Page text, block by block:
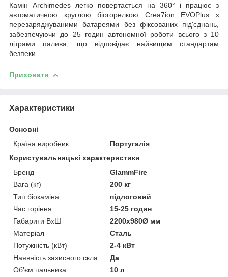
Камін Archimedes легко повертається на 360° і працює з
автоматичною круглою біогорелкою Crea7ion EVOPlus з
перезаряджуваними батареями без фіксованих під'єднань,
забезпечуючи до 25 годин автономної роботи всього з 10
літрами палива, що відповідає найвищим стандартам
безпеки.
Приховати
Характеристики
Основні
Країна виробник
Португалія
Користувальницькі характеристики
Бренд
GlammFire
Вага (кг)
200 кг
Тип біокаміна
підлоговий
Час горіння
15-25 годин
Габарити ВхШ
2200x980Ø мм
Матеріал
Сталь
Потужність (кВт)
2-4 кВт
Наявність захисного скла
Да
Об'єм пальника
10 л